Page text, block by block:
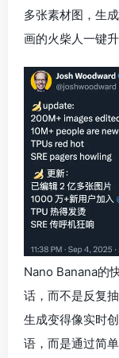
多张素材图，生
画的火柴人一键
Nano Banana的
话，而不是反复
生成变得像实时
语，而是通过简